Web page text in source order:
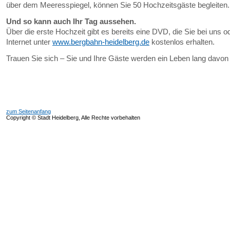
über dem Meeresspiegel, können Sie 50 Hochzeitsgäste begleiten.
Und so kann auch Ihr Tag aussehen.
Über die erste Hochzeit gibt es bereits eine DVD, die Sie bei uns
Internet unter www.bergbahn-heidelberg.de kostenlos erhalten.
Trauen Sie sich – Sie und Ihre Gäste werden ein Leben lang
zum Seitenanfang
Copyright © Stadt Heidelberg, Alle Rechte vorbehalten